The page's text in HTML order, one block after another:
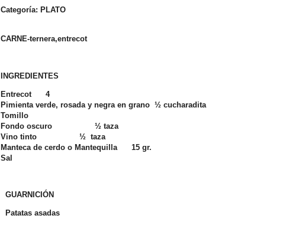
Categoría: PLATO
CARNE-ternera,entrecot
INGREDIENTES
Entrecot 4
Pimienta verde, rosada y negra en grano ½ cucharadita
Tomillo
Fondo oscuro ½ taza
Vino tinto ½ taza
Manteca de cerdo o Mantequilla 15 gr.
Sal
GUARNICIÓN
Patatas asadas